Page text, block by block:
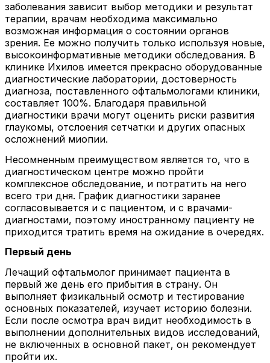
заболевания зависит выбор методики и результат
терапии, врачам необходима максимально
возможная информация о состоянии органов
зрения. Ее можно получить только используя новые,
высокоинформативные методики обследования. В
клинике Ихилов имеется прекрасно оборудованные
диагностические лаборатории, достоверность
диагноза, поставленного офтальмологами клиники,
составляет 100%. Благодаря правильной
диагностики врачи могут оценить риски развития
глаукомы, отслоения сетчатки и других опасных
осложнений миопии.
Несомненным преимуществом является то, что в
диагностическом центре можно пройти
комплексное обследование, и потратить на него
всего три дня. График диагностики заранее
согласовывается и с пациентом, и с врачами-
диагностами, поэтому иностранному пациенту не
приходится тратить время на ожидание в очередях.
Первый день
Лечащий офтальмолог принимает пациента в
первый же день его прибытия в страну. Он
выполняет физикальный осмотр и тестирование
основных показателей, изучает историю болезни.
Если после осмотра врач видит необходимость в
выполнении дополнительных видов исследований,
не включенных в основной пакет, он рекомендует
пройти их.